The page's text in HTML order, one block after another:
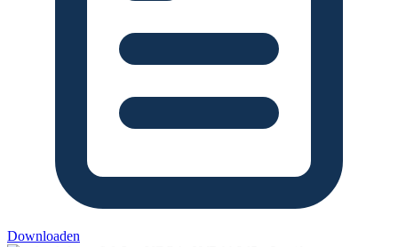
Downloaden